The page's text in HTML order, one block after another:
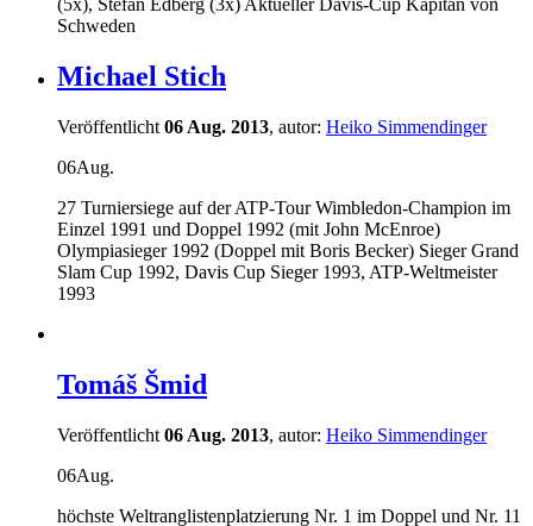
(5x), Stefan Edberg (3x) Aktueller Davis-Cup Kapitän von
Schweden
Michael Stich
Veröffentlicht 06 Aug. 2013, autor: Heiko Simmendinger
06Aug.
27 Turniersiege auf der ATP-Tour Wimbledon-Champion im
Einzel 1991 und Doppel 1992 (mit John McEnroe)
Olympiasieger 1992 (Doppel mit Boris Becker) Sieger Grand
Slam Cup 1992, Davis Cup Sieger 1993, ATP-Weltmeister
1993
Tomáš Šmid
Veröffentlicht 06 Aug. 2013, autor: Heiko Simmendinger
06Aug.
höchste Weltranglistenplatzierung Nr. 1 im Doppel und Nr. 11